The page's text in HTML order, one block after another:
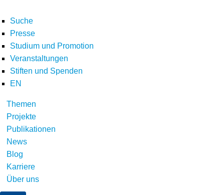
Suche
Presse
Studium und Promotion
Veranstaltungen
Stiften und Spenden
EN
Themen
Projekte
Publikationen
News
Blog
Karriere
Über uns
Home E-Letter Newsletter März 2016
Teilen